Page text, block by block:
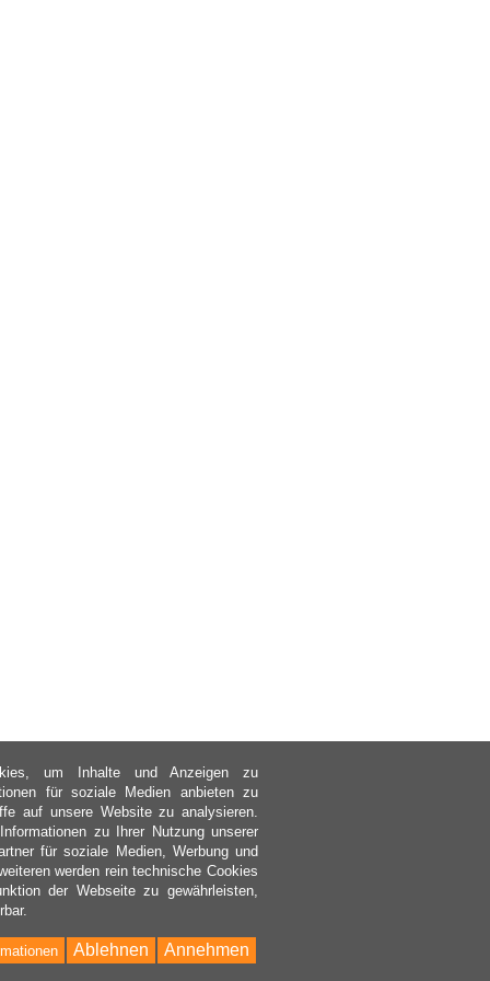
um Inhalte und Anzeigen zu
für soziale Medien anbieten zu
auf unsere Website zu analysieren.
zu Ihrer Nutzung unserer
für soziale Medien, Werbung und
werden rein technische Cookies
der Webseite zu gewährleisten,
Annehmen
Ablehnen